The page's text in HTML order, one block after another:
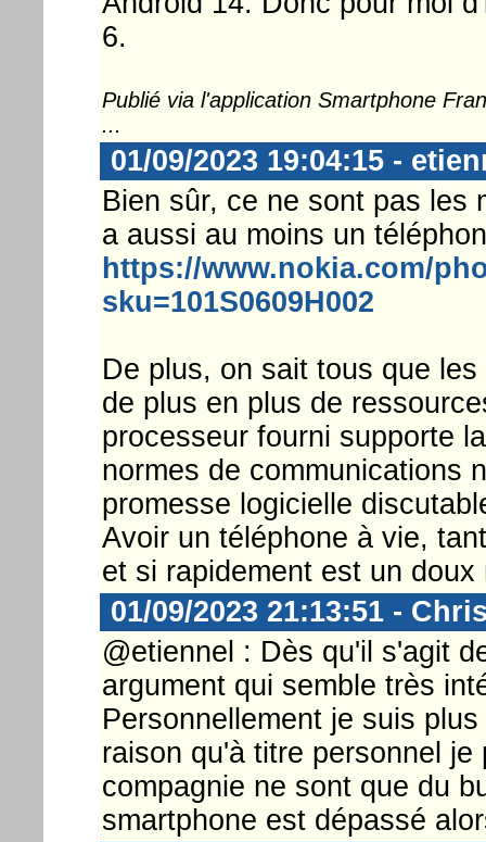
6.
Publié via l'application Smartphone
...
01/09/2023 19:04:15 -
Bien sûr, ce ne sont pas les
a aussi au moins un
https://www.nokia.com/
sku=101S0609H002
De plus, on sait tous que
de plus en plus de
processeur fourni supporte
normes de communications
promesse logicielle
Avoir un téléphone à vie,
et si rapidement est un doux
01/09/2023 21:13:51 -
@etiennel : Dès qu'il s'agit
argument qui semble très
Personnellement je suis
raison qu'à titre personnel
compagnie ne sont que du
smartphone est dépassé